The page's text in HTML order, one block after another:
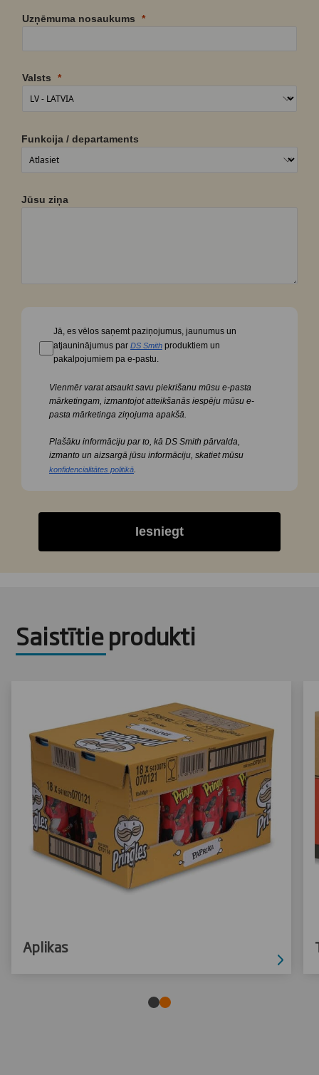
Uzņēmuma nosaukums
Valsts
Funkcija / departaments
Jūsu ziņa
Jā, es vēlos saņemt paziņojumus, jaunumus un
atjauninājumus par DS Smith produktiem un
pakalpojumiem pa e-pastu.
Vienmēr varat atsaukt savu piekrišanu mūsu e-pasta
mārketingam, izmantojot atteikšanās iespēju mūsu e-
pasta mārketinga ziņojuma apakšā.
Plašāku informāciju par to, kā DS Smith pārvalda,
izmanto un aizsargā jūsu informāciju, skatiet mūsu
konfidencialitātes politikā.
Iesniegt
Saistītie produkti
Aplikas